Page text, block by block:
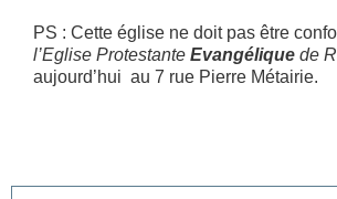
PS : Cette église ne doit pas être
l’Eglise Protestante Evangélique de
aujourd’hui au 7 rue Pierre Métairie.